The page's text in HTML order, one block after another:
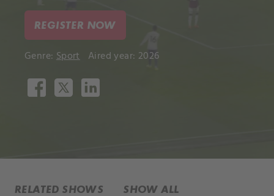
REGISTER NOW
Genre: Sport Aired year: 2026
RELATED SHOWS SHOW ALL